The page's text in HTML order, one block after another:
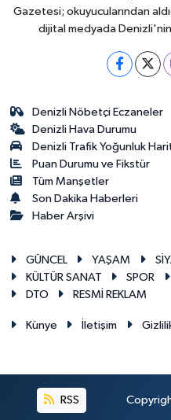
Gazetesi; okuyucularından
dijital medyada
Denizli Nöbetçi Eczaneler
Denizli Hava Durumu
Denizli Trafik Yoğunluk
Puan Durumu ve Fikstür
Tüm Manşetler
Son Dakika Haberleri
Haber Arşivi
GÜNCEL YAŞAM
KÜLTÜR SANAT
SPOR
DTO
RESMİ REKLAM
Künye İletişim
RSS